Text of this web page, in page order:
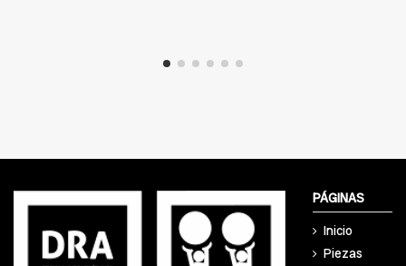
PÁGINAS
Inicio
Piezas